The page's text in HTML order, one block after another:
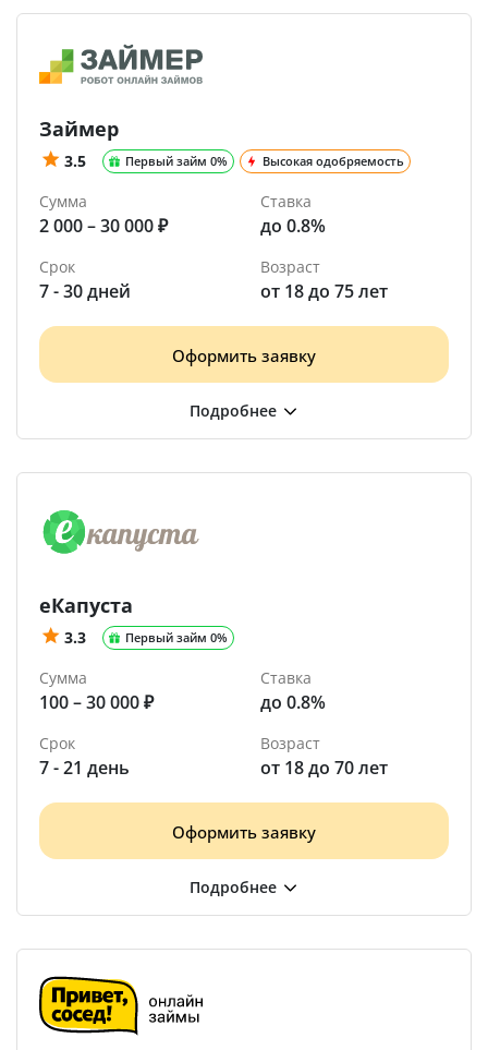
Займер
3.5 Первый займ 0% Высокая одобряемость
Сумма
2 000 – 30 000 ₽
Ставка
до 0.8%
Срок
7 - 30 дней
Возраст
от 18 до 75 лет
Оформить заявку
еКапуста
3.3 Первый займ 0%
Сумма
100 – 30 000 ₽
Ставка
до 0.8%
Срок
7 - 21 день
Возраст
от 18 до 70 лет
Оформить заявку